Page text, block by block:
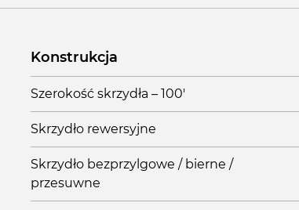
Konstrukcja
Szerokość skrzydła – 100'
Skrzydło rewersyjne
Skrzydło bezprzylgowe / bierne /
przesuwne